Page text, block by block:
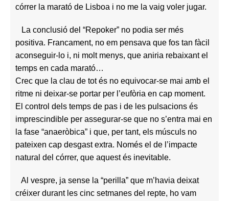
córrer la marató de Lisboa i no me la vaig voler jugar.
La conclusió del “Repoker” no podia ser més
positiva. Francament, no em pensava que fos tan fàcil
aconseguir-lo i, ni molt menys, que aniria rebaixant el
temps en cada marató…
Crec que la clau de tot és no equivocar-se mai amb el
ritme ni deixar-se portar per l’eufòria en cap moment.
El control dels temps de pas i de les pulsacions és
imprescindible per assegurar-se que no s’entra mai en
la fase “anaeròbica” i que, per tant, els músculs no
pateixen cap desgast extra. Només el de l’impacte
natural del córrer, que aquest és inevitable.
Al vespre, ja sense la “perilla” que m’havia deixat
créixer durant les cinc setmanes del repte, ho vam